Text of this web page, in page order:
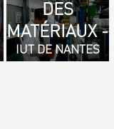
DES
MATÉRIAUX -
IUT DE NANTES